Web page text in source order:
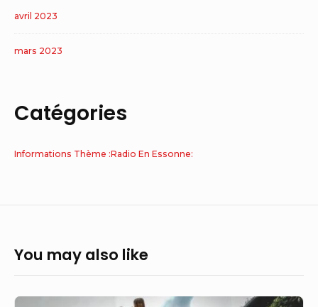
avril 2023
mars 2023
Catégories
Informations Thème :Radio En Essonne:
You may also like